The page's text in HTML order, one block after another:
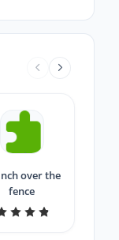
over the
fence